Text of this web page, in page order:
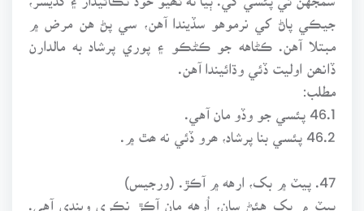
جيڪي پاڻ کي نرموهو سڏيندا آهن، سي پڻ هن مرض ۾
مبتلا آهن. ڪڻاهه جو ڪڻڪو ۽ پوري پرشاد به مالدارن
ڏانھن اوليت ڏئي وڌائيندا آهن.
مطلب:
46.1 پئسي جو وڏو مان آهي.
پيٽ ۾ بک هئڻ سان، اُرهه مان آڪڙ نڪري ويندي آهي.